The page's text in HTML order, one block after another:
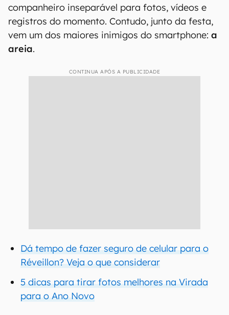
companheiro inseparável para fotos, vídeos e
registros do momento. Contudo, junto da festa,
vem um dos maiores inimigos do smartphone: a
areia.
CONTINUA APÓS A PUBLICIDADE
Dá tempo de fazer seguro de celular para o
Réveillon? Veja o que considerar
5 dicas para tirar fotos melhores na Virada
para o Ano Novo